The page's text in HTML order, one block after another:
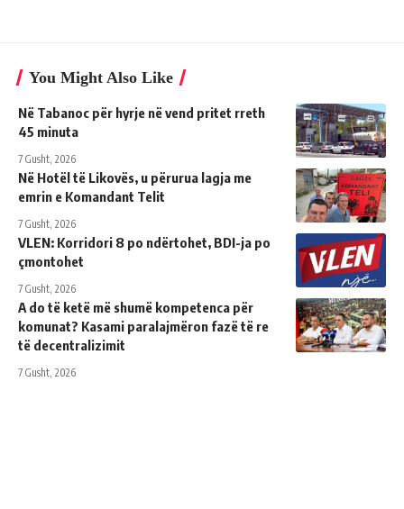
You Might Also Like
Në Tabanoc për hyrje në vend pritet rreth
45 minuta
7 Gusht, 2026
Në Hotël të Likovës, u përurua lagja me
emrin e Komandant Telit
7 Gusht, 2026
VLEN: Korridori 8 po ndërtohet, BDI-ja po
çmontohet
7 Gusht, 2026
A do të ketë më shumë kompetenca për
komunat? Kasami paralajmëron fazë të re
të decentralizimit
7 Gusht, 2026